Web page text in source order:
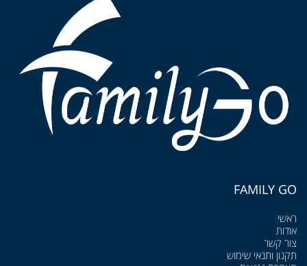
FAMILY GO
ראשי
אודות
צור קשר
תקנון ותנאי שימוש